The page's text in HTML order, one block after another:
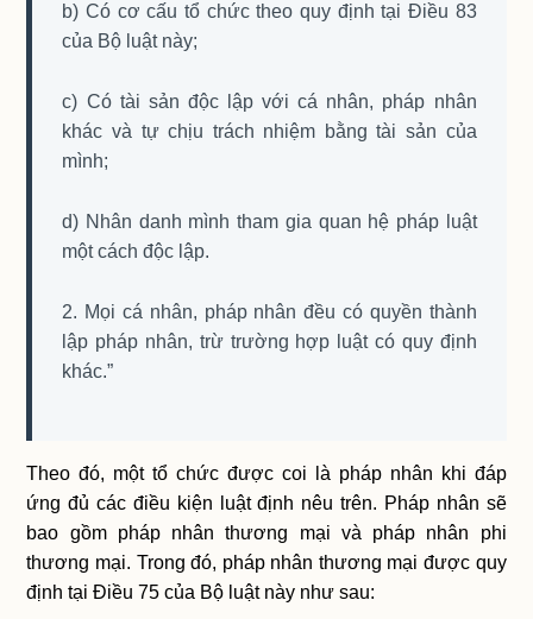
b) Có cơ cấu tổ chức theo quy định tại Điều 83
của Bộ luật này;
c) Có tài sản độc lập với cá nhân, pháp nhân
khác và tự chịu trách nhiệm bằng tài sản của
mình;
d) Nhân danh mình tham gia quan hệ pháp luật
một cách độc lập.
2. Mọi cá nhân, pháp nhân đều có quyền thành
lập pháp nhân, trừ trường hợp luật có quy định
khác.”
Theo đó, một tổ chức được coi là pháp nhân khi đáp
ứng đủ các điều kiện luật định nêu trên. Pháp nhân sẽ
bao gồm pháp nhân thương mại và pháp nhân phi
thương mại. Trong đó, pháp nhân thương mại được quy
định tại Điều 75 của Bộ luật này như sau: